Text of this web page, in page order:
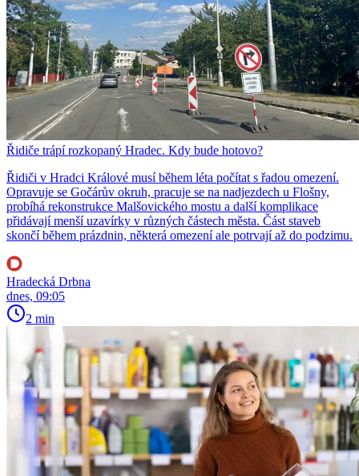
Řidiče trápí rozkopaný Hradec. Kdy bude hotovo?
Řidiči v Hradci Králové musí během léta počítat s řadou omezení.
Opravuje se Gočárův okruh, pracuje se na nadjezdech u Flošny,
probíhá rekonstrukce Malšovického mostu a další komplikace
přidávají menší uzavírky v různých částech města. Část staveb
skončí během prázdnin, některá omezení ale potrvají až do podzimu.
Hradecká Drbna
dnes, 09:05
2 min